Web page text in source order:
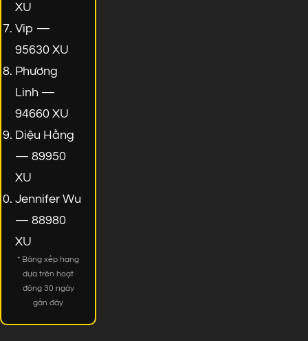
XU
Vip —
95630 XU
Phương
Linh —
94660 XU
Diệu Hằng
— 89950
XU
Jennifer Wu
— 88980
XU
* Bảng xếp hạng
dựa trên hoạt
động 30 ngày
gần đây